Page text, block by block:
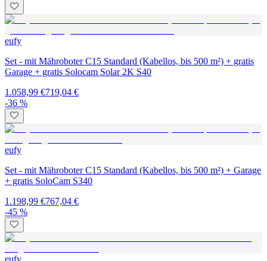
eufy
Set - mit Mähroboter C15 Standard (Kabellos, bis 500 m²) + gratis
Garage + gratis Solocam Solar 2K S40
1.058,99 €719,04 €
-36 %
eufy
Set - mit Mähroboter C15 Standard (Kabellos, bis 500 m²) + Garage
+ gratis SoloCam S340
1.198,99 €767,04 €
-45 %